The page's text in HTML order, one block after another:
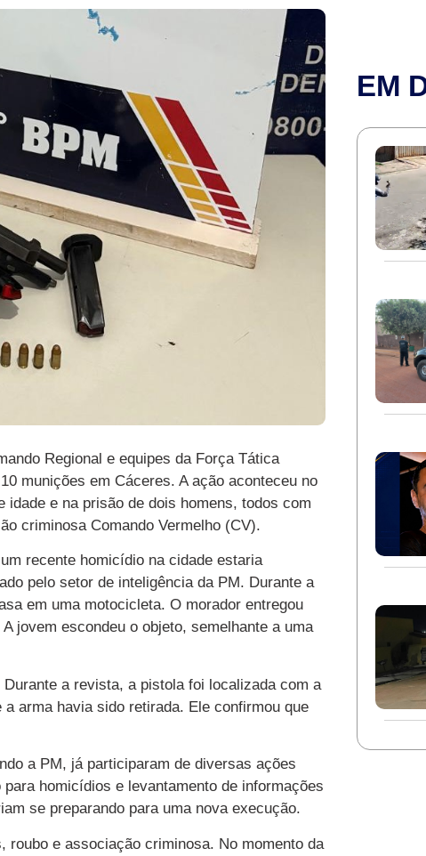
Regional e equipes da Força Tática
munições em Cáceres. A ação aconteceu no
e na prisão de dois homens, todos com
criminosa Comando Vermelho (CV).
recente homicídio na cidade estaria
pelo setor de inteligência da PM. Durante a
em uma motocicleta. O morador entregou
jovem escondeu o objeto, semelhante a uma
a revista, a pistola foi localizada com a
arma havia sido retirada. Ele confirmou que
a PM, já participaram de diversas ações
homicídios e levantamento de informações
se preparando para uma nova execução.
e associação criminosa. No momento da
EM